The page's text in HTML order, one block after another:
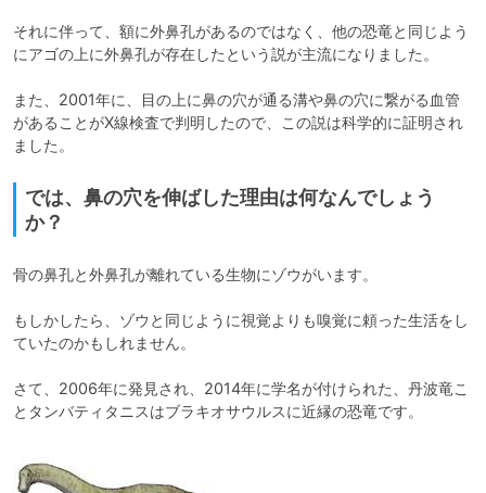
それに伴って、額に外鼻孔があるのではなく、他の恐竜と同じよう
にアゴの上に外鼻孔が存在したという説が主流になりました。
また、2001年に、目の上に鼻の穴が通る溝や鼻の穴に繋がる血管
があることがX線検査で判明したので、この説は科学的に証明され
ました。
では、鼻の穴を伸ばした理由は何なんでしょう
か？
骨の鼻孔と外鼻孔が離れている生物にゾウがいます。
もしかしたら、ゾウと同じように視覚よりも嗅覚に頼った生活をし
ていたのかもしれません。
さて、2006年に発見され、2014年に学名が付けられた、丹波竜こ
とタンバティタニスはブラキオサウルスに近縁の恐竜です。